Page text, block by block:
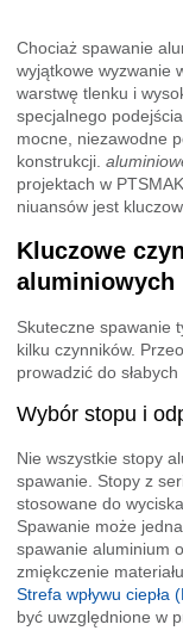
Chociaż spawanie
wyjątkowe wyzwanie
warstwę tlenku i
specjalnego
mocne, niezawodne
konstrukcji.
projektach w
niuansów jest
Kluczowe
aluminiowych
Skuteczne spawanie
kilku czynników.
prowadzić do
Wybór stopu i
Nie wszystkie stopy
spawanie. Stopy z
stosowane do
Spawanie może
spawanie aluminium
zmiękczenie
Strefa wpływu ciepła
być uwzględnione w